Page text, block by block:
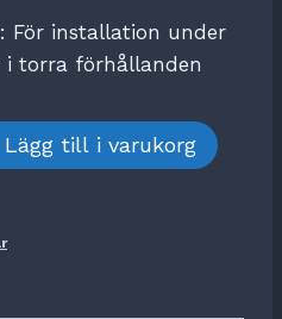
För installation under
i torra förhållanden
Lägg till i varukorg